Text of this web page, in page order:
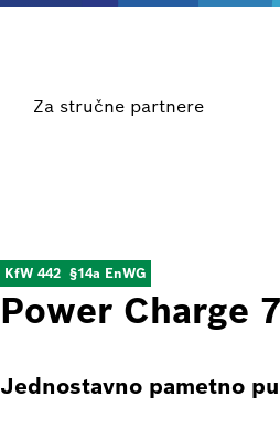
Za stručne partnere
KfW 442 §14a EnWG
Power Charge
Jednostavno pametno